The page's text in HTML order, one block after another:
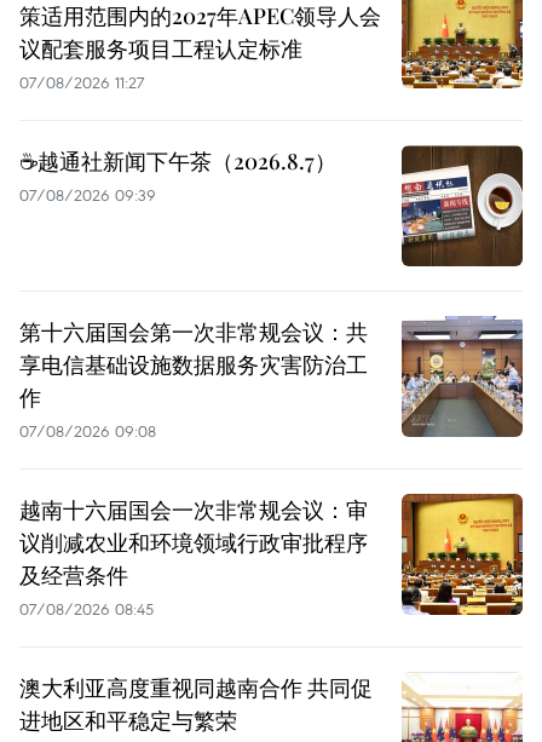
策适用范围内的2027年APEC领导人会
议配套服务项目工程认定标准
07/08/2026 11:27
☕️越通社新闻下午茶（2026.8.7）
07/08/2026 09:39
第十六届国会第一次非常规会议：共
享电信基础设施数据服务灾害防治工
作
07/08/2026 09:08
越南十六届国会一次非常规会议：审
议削减农业和环境领域行政审批程序
及经营条件
07/08/2026 08:45
澳大利亚高度重视同越南合作 共同促
进地区和平稳定与繁荣